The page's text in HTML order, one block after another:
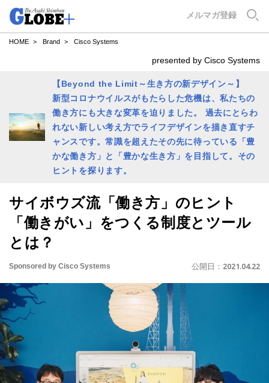
メルマガ登録
HOME Brand Cisco Systems
presented by Cisco Systems
【Beyond the Limit～生き方の新デザイン～】
新型コロナウイルスがもたらした危機は、私たちの
働き方にも大きな変革を迫りました。 過去にとらわ
れない新しい考え方でライフデザインを描き直すチ
ャンスです。常識を超えたその先に待っている「豊
かな働き方」と「豊かな生き方」を目指して。その
ヒントを探ります。
サイボウズ流「働き方」のヒント
「働きがい」をつくる制度とツール
とは？
Sponsored by Cisco Systems 公開日： 2021.04.22